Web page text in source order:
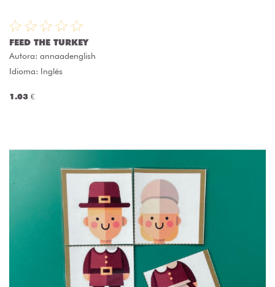
FEED THE TURKEY
Autora: annaadenglish
Idioma: Inglés
1.03 €